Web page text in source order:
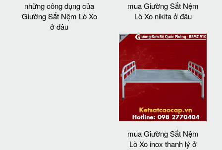
những công dụng của
Giường Sắt Nệm Lò Xo
ở đâu
mua Giường Sắt Nệm
Lò Xo nikita ở đâu
mua Giường Sắt Nệm
Lò Xo inox thanh lý ở